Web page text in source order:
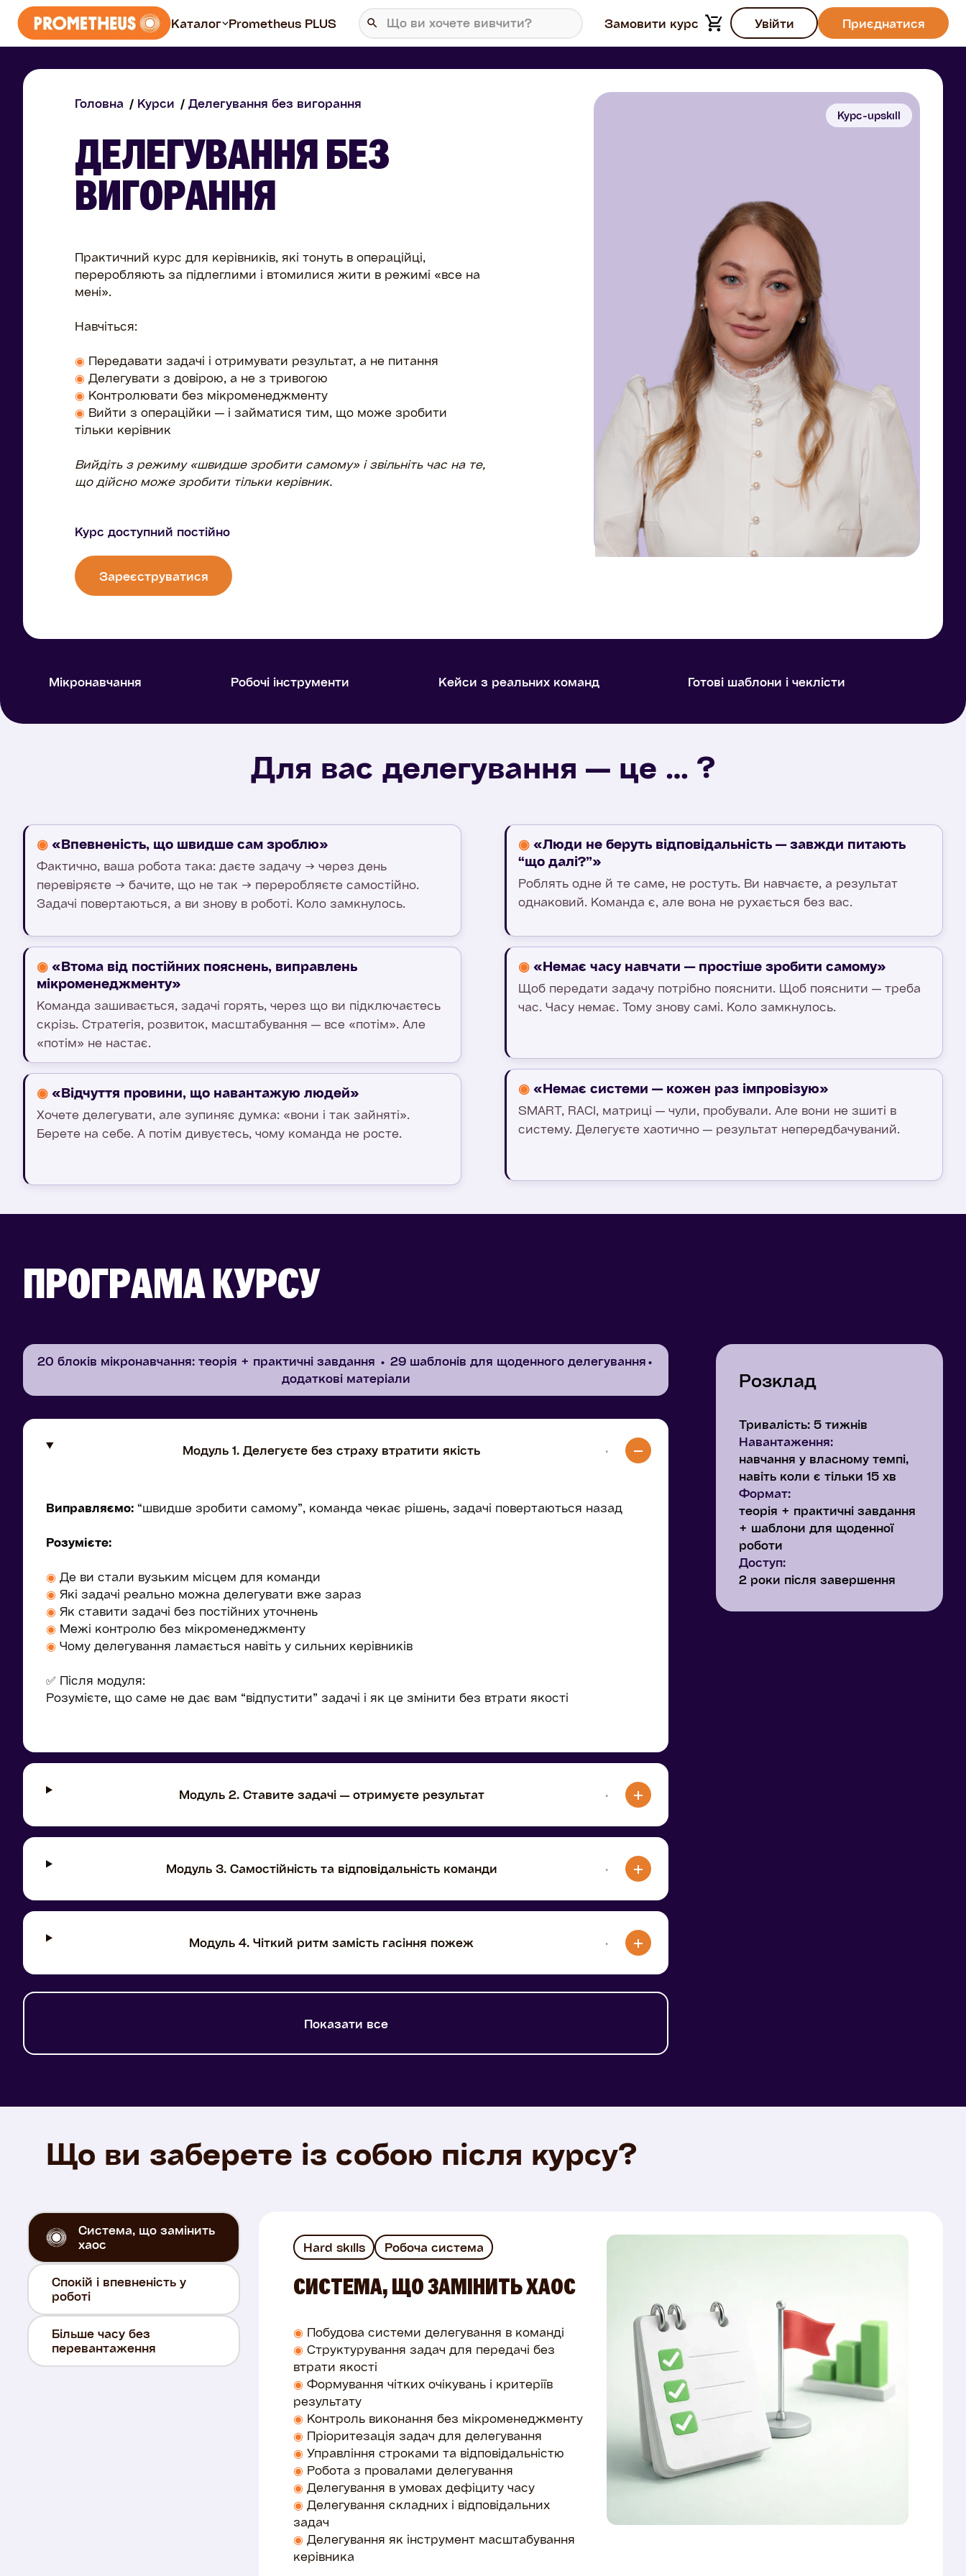
Каталог
Безплатні
Prometheus PLUS
Prometheus PLUS Замовити курс Увійти Приєднатися
Головна Курси Делегування без вигорання
ДЕЛЕГУВАННЯ БЕЗ
ВИГОРАННЯ
Практичний курс для керівників, які тонуть в операційці,
переробляють за підлеглими і втомилися жити в режимі «все на
мені».
Навчіться:
◉ Передавати задачі і отримувати результат, а не питання
◉ Делегувати з довірою, а не з тривогою
◉ Контролювати без мікроменеджменту
◉ Вийти з операційки — і займатися тим, що може зробити
тільки керівник
Вийдіть з режиму «швидше зробити самому» і звільніть час на те,
що дійсно може зробити тільки керівник.
Курс доступний постійно
Зареєструватися
Курс-upskill
Мікронавчання Робочі інструменти Кейси з реальних команд Готові шаблони і чеклісти
Для вас делегування — це … ?
◉ «Впевненість, що швидше сам зроблю»
Фактично, ваша робота така: даєте задачу → через день
перевіряєте → бачите, що не так → переробляєте самостійно.
Задачі повертаються, а ви знову в роботі. Коло замкнулось.
◉ «Втома від постійних пояснень, виправлень
мікроменеджменту»
Команда зашивається, задачі горять, через що ви підключаєтесь
скрізь. Стратегія, розвиток, масштабування — все «потім». Але
«потім» не настає.
◉ «Відчуття провини, що навантажую людей»
Хочете делегувати, але зупиняє думка: «вони і так зайняті».
Берете на себе. А потім дивуєтесь, чому команда не росте.
◉ «Люди не беруть відповідальність — завжди питають
“що далі?”»
Роблять одне й те саме, не ростуть. Ви навчаєте, а результат
однаковий. Команда є, але вона не рухається без вас.
◉ «Немає часу навчати — простіше зробити самому»
Щоб передати задачу потрібно пояснити. Щоб пояснити — треба
час. Часу немає. Тому знову самі. Коло замкнулось.
◉ «Немає системи — кожен раз імпровізую»
SMART, RACI, матриці — чули, пробували. Але вони не зшиті в
систему. Делегуєте хаотично — результат непередбачуваний.
ПРОГРАМА КУРСУ
20 блоків мікронавчання: теорія + практичні завдання
29 шаблонів для щоденного делегування
додаткові матеріали
Модуль 1. Делегуєте без страху втратити якість ·
Виправляємо: “швидше зробити самому”, команда чекає рішень, задачі повертаються назад
Розумієте:
◉ Де ви стали вузьким місцем для команди
◉ Які задачі реально можна делегувати вже зараз
◉ Як ставити задачі без постійних уточнень
◉ Межі контролю без мікроменеджменту
◉ Чому делегування ламається навіть у сильних керівників
✅ Після модуля:
Розумієте, що саме не дає вам “відпустити” задачі і як це змінити без втрати якості
Модуль 2. Ставите задачі — отримуєте результат ·
Модуль 3. Самостійність та відповідальність команди ·
Модуль 4. Чіткий ритм замість гасіння пожеж ·
Показати все
Розклад
Тривалість: 5 тижнів
Навантаження:
навчання у власному темпі,
навіть коли є тільки 15 хв
Формат:
теорія + практичні завдання
+ шаблони для щоденної
роботи
Доступ:
2 роки після завершення
Що ви заберете із собою після курсу?
Система, що замінить
хаос
Спокій і впевненість у
роботі
Більше часу без
перевантаження
Hard skills Робоча система
СИСТЕМА, ЩО ЗАМІНИТЬ ХАОС
◉ Побудова системи делегування в команді
◉ Структурування задач для передачі без
втрати якості
◉ Формування чітких очікувань і критеріїв
результату
◉ Контроль виконання без мікроменеджменту
◉ Пріоритезація задач для делегування
◉ Управління строками та відповідальністю
◉ Робота з провалами делегування
◉ Делегування в умовах дефіциту часу
◉ Делегування складних і відповідальних
задач
◉ Делегування як інструмент масштабування
керівника